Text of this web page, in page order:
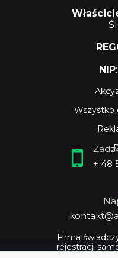
Firma
rejestracji
+ 48
NIP
Wszystko